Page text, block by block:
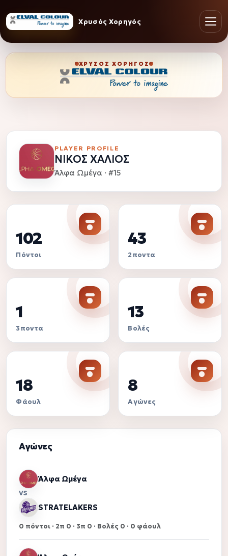
Χρυσός Χορηγός
ΧΡΥΣΌΣ ΧΟΡΗΓΌΣ
PLAYER PROFILE
ΝΙΚΟΣ ΧΑΛΙΟΣ
Άλφα Ωμέγα · #15
102
Πόντοι
43
2ποντα
1
3ποντα
13
Βολές
18
Φάουλ
8
Αγώνες
Αγώνες
Άλφα Ωμέγα
VS
STRATELAKERS
0 πόντοι · 2π 0 · 3π 0 · Βολές 0 · 0 φάουλ